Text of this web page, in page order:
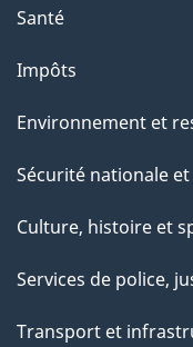
Santé
Impôts
Environnement et
Sécurité nationale
Culture, histoire et
Services de police,
Transport et